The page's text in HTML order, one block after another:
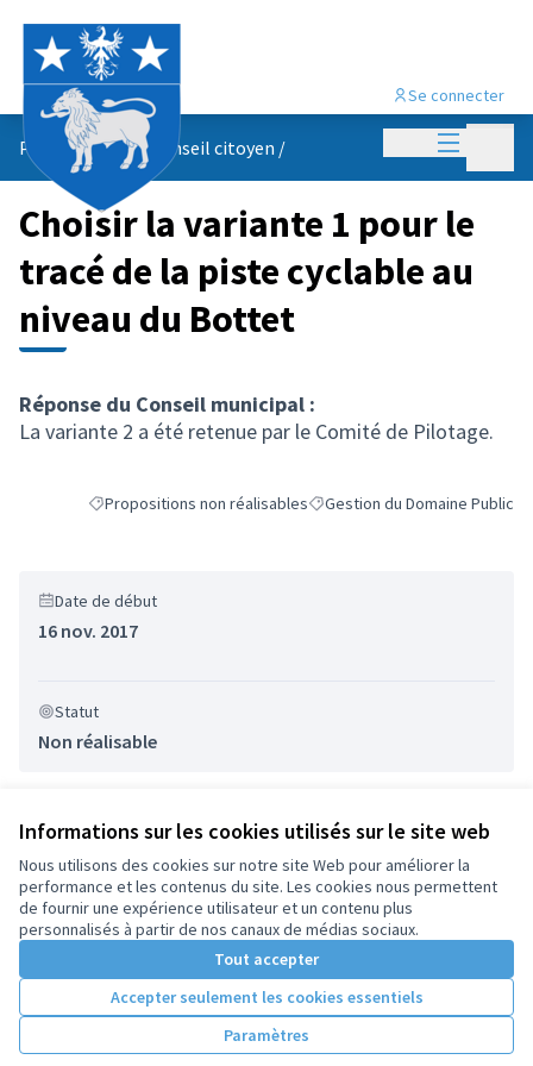
Informations sur les cookies utilisés sur le site web
Nous utilisons des cookies sur notre site Web pour améliorer la
performance et les contenus du site. Les cookies nous permettent
de fournir une expérience utilisateur et un contenu plus
personnalisés à partir de nos canaux de médias sociaux.
Tout accepter
Accepter seulement les cookies essentiels
Paramètres
Menu
Se connecter
Propositions du conseil citoyen /
Choisir la variante 1 pour le
tracé de la piste cyclable au
niveau du Bottet
Réponse du Conseil municipal :
La variante 2 a été retenue par le Comité de Pilotage.
Filtrer les résultats de la catégorie : Propositions non
Propositions non réalisablesFiltrer les résultats pour le
Gestion du Domaine Public
Date de début
16 nov. 2017
Statut
Non réalisable
Conditions d'utilisation
Paramètres des cookies
(Lien externe)Open Source Politics
(Lien externe)
grâce au
Decidim
.
Licence
(Lien